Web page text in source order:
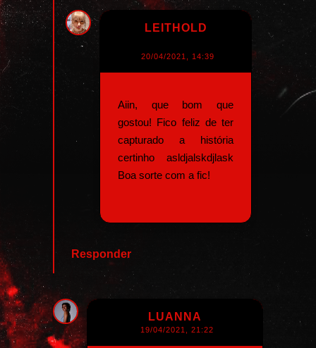
LEITHOLD
20/04/2021, 14:39
Aiin, que bom que
gostou! Fico feliz de ter
capturado a história
certinho asldjalskdjlask
Boa sorte com a fic!
Responder
LUANNA
19/04/2021, 21:22